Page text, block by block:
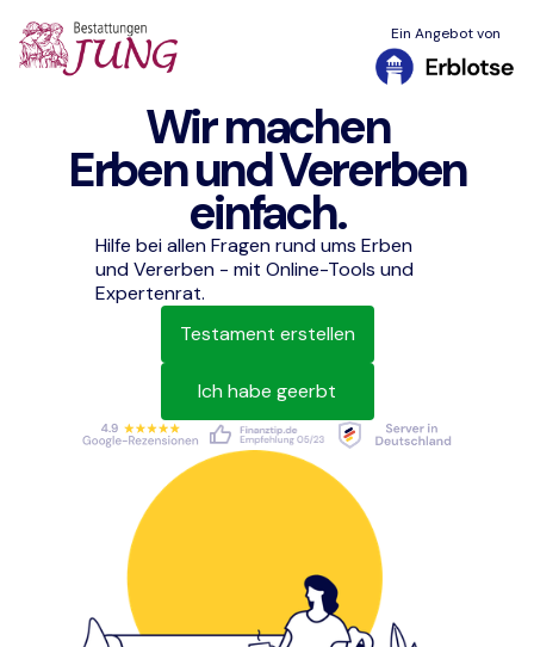
Ein Angebot von
Wir machen
Erben und Vererben
einfach.
Hilfe bei allen Fragen rund ums Erben
und Vererben - mit Online-Tools und
Expertenrat.
Testament erstellen
Ich habe geerbt